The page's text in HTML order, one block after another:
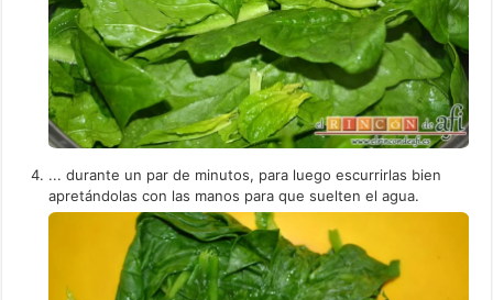
... durante un par de minutos, para luego escurrirlas bien
apretándolas con las manos para que suelten el agua.